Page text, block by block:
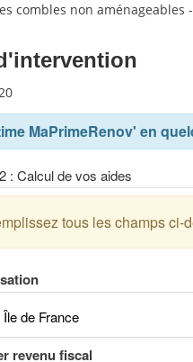
combles non aménageables -